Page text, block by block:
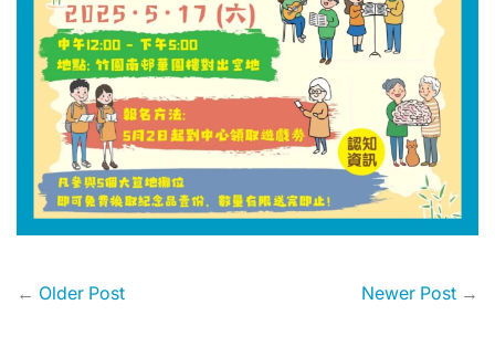
← Older Post Newer Post →